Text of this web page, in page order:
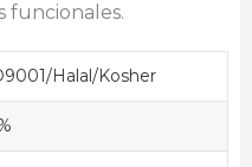
funcionales.
Halal/Kosher